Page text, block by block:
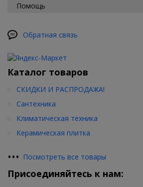
Помощь
Обратная связь
Каталог товаров
СКИДКИ И РАСПРОДАЖА!
Сантехника
Климатическая техника
Керамическая плитка
••• Посмотреть все товары
Присоединяйтесь к нам: